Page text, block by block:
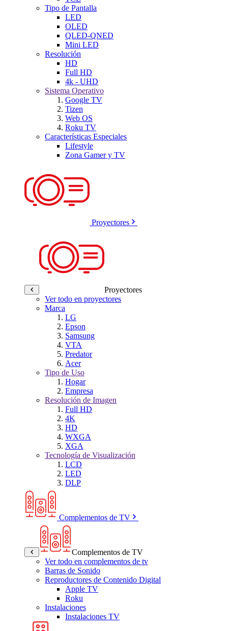
Tipo de Pantalla
LED
OLED
QLED-QNED
Mini LED
Resolución
HD
Full HD
4k - UHD
Sistema Operativo
Google TV
Tizen
Web OS
Roku TV
Características Especiales
Lifestyle
Zona Gamer y TV
Proyectores
Proyectores
Ver todo en proyectores
Marca
LG
Epson
Samsung
VTA
Predator
Acer
Tipo de Uso
Hogar
Empresa
Resolución de Imagen
Full HD
4K
HD
WXGA
XGA
Tecnología de Visualización
LCD
LED
DLP
Complementos de TV
Complementos de TV
Ver todo en complementos de tv
Barras de Sonido
Reproductores de Contenido Digital
Apple TV
Roku
Instalaciones
Instalaciones TV